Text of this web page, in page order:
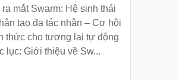
ra mắt Swarm: Hệ sinh thái
tạo đa tác nhân – Cơ hội
thức cho tương lai tự động
lục: Giới thiệu về Sw...